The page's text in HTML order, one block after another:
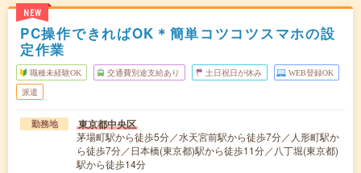
NEW
PC操作できればOK＊簡単コツコツスマホの設
定作業
職種未経験OK 交通費別途支給あり 土日祝日が休み WEB登録OK
派遣
勤務地 東京都中央区
茅場町駅から徒歩5分／水天宮前駅から徒歩7分／人形町駅か
ら徒歩7分／日本橋(東京都)駅から徒歩11分／八丁堀(東京都)
駅から徒歩14分